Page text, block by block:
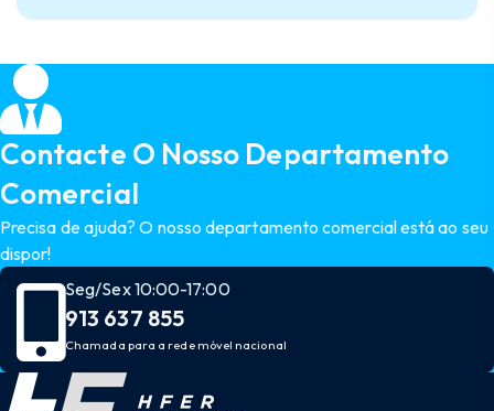
Contacte O Nosso Departamento
Comercial
Precisa de ajuda? O nosso departamento comercial está ao seu
dispor!
Seg/Sex 10:00-17:00
913 637 855
Chamada para a rede móvel nacional